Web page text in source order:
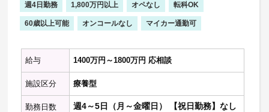
週4日勤務 1,800万円以上 オペなし 転科OK
60歳以上可能 オンコールなし マイカー通勤可
給与 1400万円～1800万円 応相談
施設区分 療養型
勤務日数
週4～5日（月～金曜日） 【祝日勤務】なし